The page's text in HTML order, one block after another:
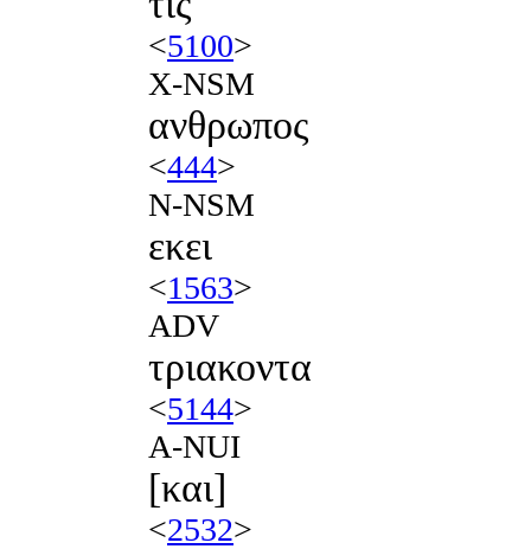
<5100>
X-NSM
ανθρωπος
<444>
N-NSM
εκει
<1563>
ADV
τριακοντα
<5144>
A-NUI
[και]
<2532>